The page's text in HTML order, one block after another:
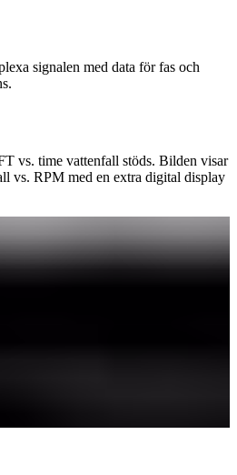
signalen med data för fas och
vs. time vattenfall stöds. Bilden visar
vs. RPM med en extra digital display